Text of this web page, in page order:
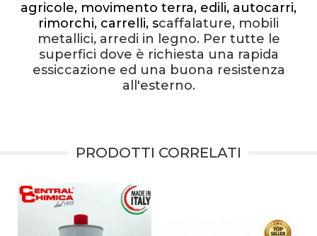
agricole, movimento terra, edili, autocarri,
rimorchi, carrelli, scaffalature, mobili
metallici, arredi in legno. Per tutte le
superfici dove è richiesta una rapida
essiccazione ed una buona resistenza
all'esterno.
PRODOTTI CORRELATI